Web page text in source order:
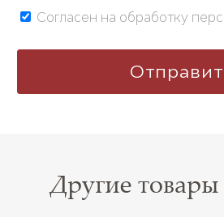
Согласен на обработку
Другие товары